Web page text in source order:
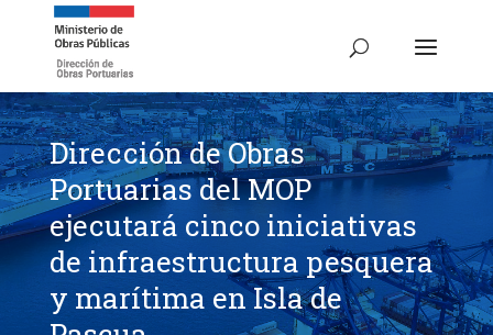
Dirección de Obras
Portuarias del MOP
ejecutará cinco iniciativas
de infraestructura pesquera
y marítima en Isla de